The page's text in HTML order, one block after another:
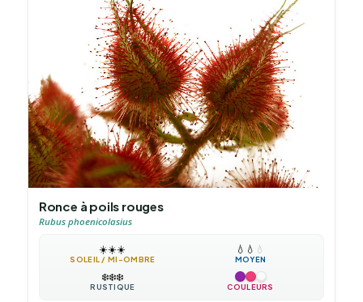
Ronce à poils rouges
Rubus phoenicolasius
☀️☀️☀️
SOLEIL / MI-OMBRE
💧 💧 💧
MOYEN
❄️❄️❄️
RUSTIQUE COULEURS